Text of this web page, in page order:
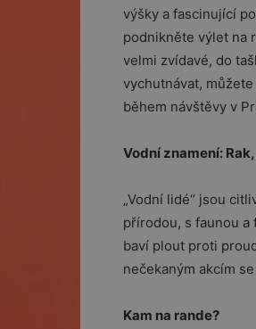
výšky a fascinující
podnikněte výlet na
velmi zvídavé, do
vychutnávat,
během návštěvy v
Vodní znamení:
„Vodní lidé“ jsou
přírodou, s faunou a
baví plout proti
nečekaným akcím
Kam na rande?